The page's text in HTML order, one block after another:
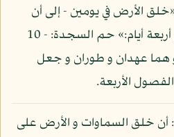
الأرض في يومين - إلى أن
قال - و قدر فيها أقواتها في أربعة أيام:» حم السجدة: - 10
هما عهدان و طوران و جعل
الأربعة.
أن خلق السماوات و الأرض على